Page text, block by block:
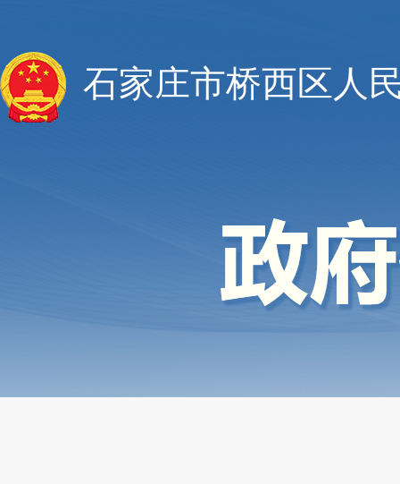
石家庄市桥西区人